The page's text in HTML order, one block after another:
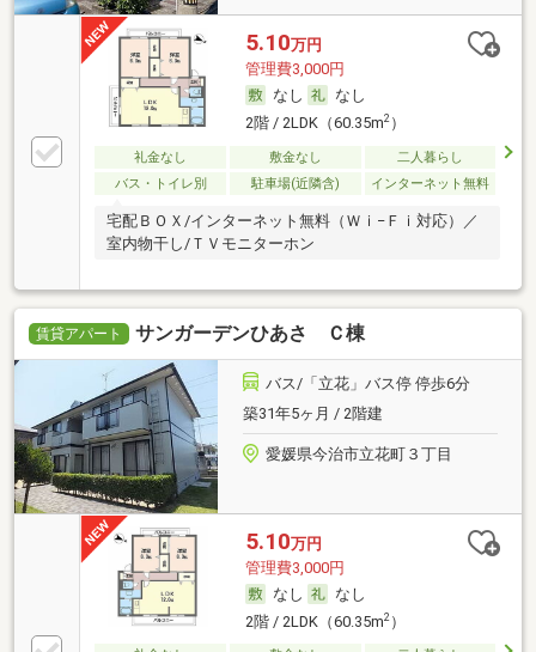
5.10万円
管理費3,000円
なし
なし
2階 / 2LDK（60.35m2）
礼金なし 敷金なし
二人暮らし
バス・トイレ別
駐車場(近隣含) インターネット無料
宅配ＢＯＸ/インターネット無料（Ｗｉ−Ｆｉ対応）／
室内物干し/ＴＶモニターホン
賃貸アパート サンガーデンひあさ Ｃ棟
バス/「立花」バス停 停歩6分
築31年5ヶ月 / 2階建
愛媛県今治市立花町３丁目
5.10万円
管理費3,000円
なし
なし
2階 / 2LDK（60.35m2）